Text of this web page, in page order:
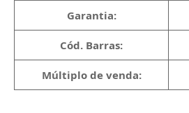
Garantia:
Cód. Barras:
Múltiplo de venda: